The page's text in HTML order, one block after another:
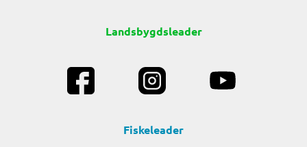
Landsbygdsleader
Fiskeleader